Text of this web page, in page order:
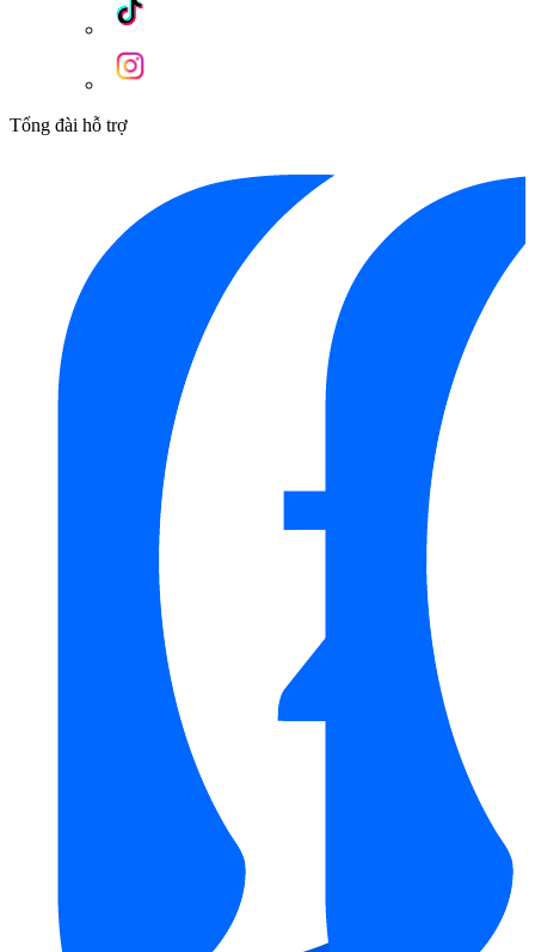
Tổng đài hỗ trợ